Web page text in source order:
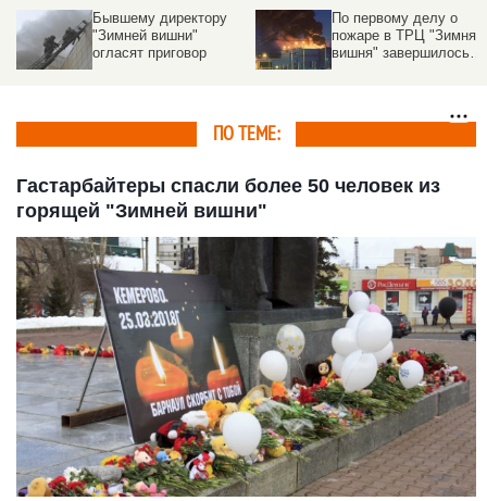
Бывшему директору
"Зимней вишни"
огласят приговор
По первому делу о
пожаре в ТРЦ "Зимняя
вишня" завершилось
ПО ТЕМЕ:
Гастарбайтеры спасли более 50 человек из
горящей "Зимней вишни"